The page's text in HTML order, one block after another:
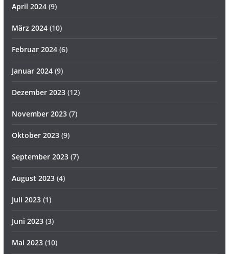
April 2024(9)
März 2024(10)
Februar 2024(6)
Januar 2024(9)
Dezember 2023(12)
November 2023(7)
Oktober 2023(9)
September 2023(7)
August 2023(4)
Juli 2023(1)
Juni 2023(3)
Mai 2023(10)